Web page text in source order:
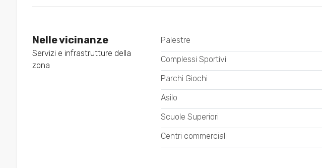
Nelle vicinanze
Servizi e infrastrutture della
zona
Palestre
Complessi Sportivi
Parchi Giochi
Asilo
Scuole Superiori
Centri commerciali
minimi